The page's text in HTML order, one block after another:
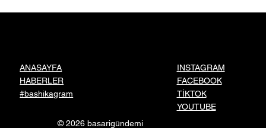
ANASAYFA
HABERLER
#bashikagram
INSTAGRAM
FACEBOOK
TİKTOK
YOUTUBE
© 2026 basarigündemi